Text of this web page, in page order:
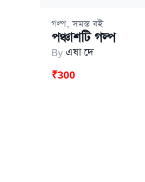
গল্প,সমস্ত বই
পঞ্চাশটি গল্প
By এষা দে
₹300